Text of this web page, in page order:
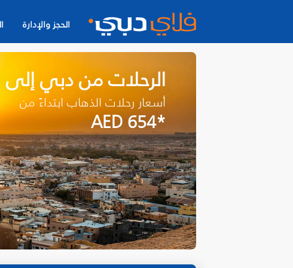
الحجز والإدارة
الرحلات من دبي
أسعار رحلات الذهاب ابتداءً من
*AED 654